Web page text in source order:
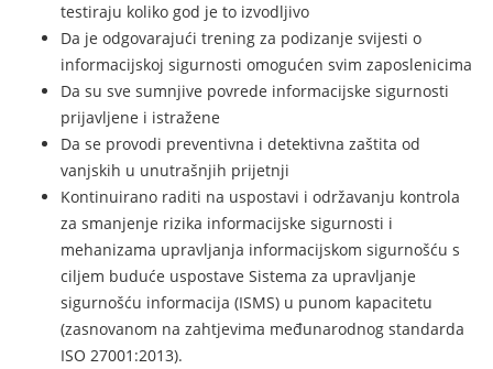
testiraju koliko god je to izvodljivo
Da je odgovarajući trening za podizanje svijesti o
informacijskoj sigurnosti omogućen svim zaposlenicima
Da su sve sumnjive povrede informacijske sigurnosti
prijavljene i istražene
Da se provodi preventivna i detektivna zaštita od
vanjskih u unutrašnjih prijetnji
Kontinuirano raditi na uspostavi i održavanju kontrola
za smanjenje rizika informacijske sigurnosti i
mehanizama upravljanja informacijskom sigurnošću s
ciljem buduće uspostave Sistema za upravljanje
sigurnošću informacija (ISMS) u punom kapacitetu
(zasnovanom na zahtjevima međunarodnog standarda
ISO 27001:2013).